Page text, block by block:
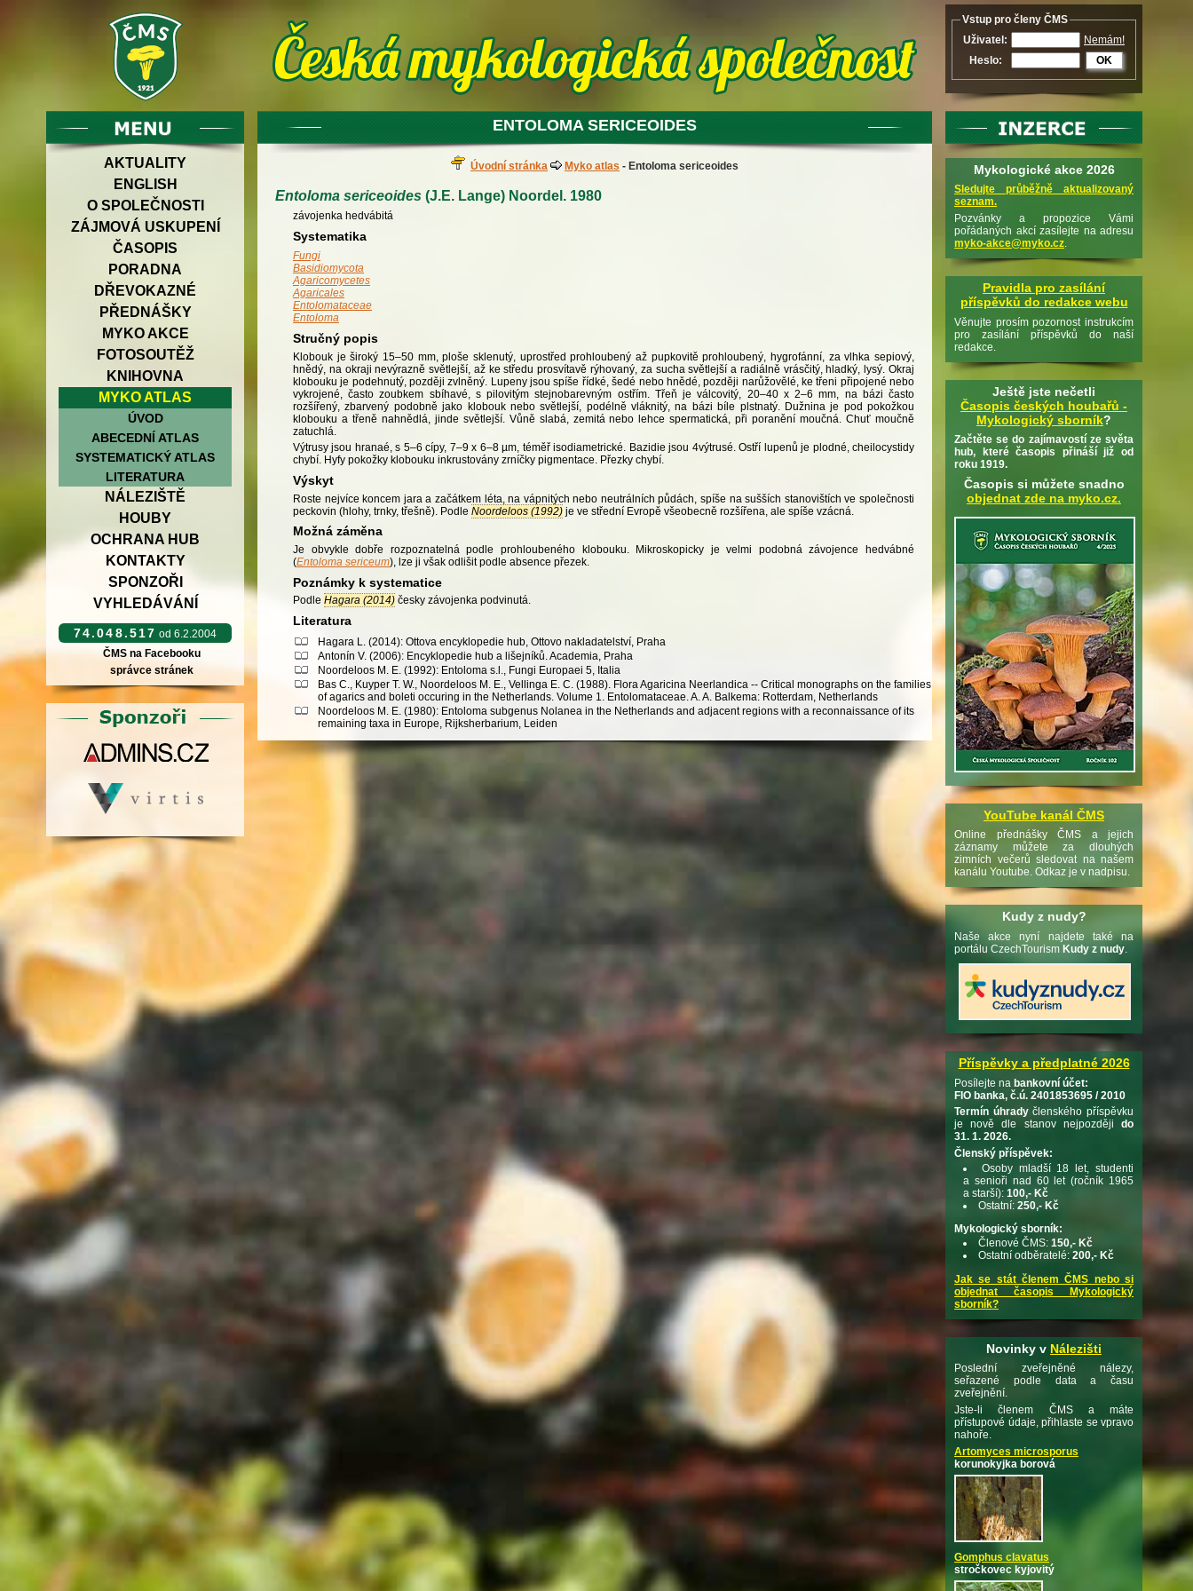
AKTUALITY
ENGLISH
O SPOLEČNOSTI
ZÁJMOVÁ USKUPENÍ
ČASOPIS
PORADNA
DŘEVOKAZNÉ
PŘEDNÁŠKY
MYKO AKCE
FOTOSOUTĚŽ
KNIHOVNA
MYKO ATLAS
ÚVOD
ABECEDNÍ ATLAS
SYSTEMATICKÝ ATLAS
LITERATURA
NÁLEZIŠTĚ
HOUBY
OCHRANA HUB
KONTAKTY
SPONZOŘI
VYHLEDÁVÁNÍ
74.048.517 od 6.2.2004
ČMS na Facebooku
správce stránek
ENTOLOMA SERICEOIDES
Úvodní stránka Myko atlas - Entoloma sericeoides
Entoloma sericeoides (J.E. Lange) Noordel. 1980
závojenka hedvábitá
Systematika
Fungi
Basidiomycota
Agaricomycetes
Agaricales
Entolomataceae
Entoloma
Stručný popis
Klobouk je široký 15–50 mm, ploše sklenutý, uprostřed prohloubený až pupkovitě prohloubený, hygrofánní, za vlhka sepiový,
hnědý, na okraji nevýrazně světlejší, až ke středu prosvítavě rýhovaný, za sucha světlejší a radiálně vrásčitý, hladký, lysý. Okraj
klobouku je podehnutý, později zvlněný. Lupeny jsou spíše řídké, šedé nebo hnědé, později narůžovělé, ke třeni připojené nebo
vykrojené, často zoubkem sbíhavé, s pilovitým stejnobarevným ostřím. Třeň je válcovitý, 20–40 x 2–6 mm, na bázi často
rozšířený, zbarvený podobně jako klobouk nebo světlejší, podélně vláknitý, na bázi bíle plstnatý. Dužnina je pod pokožkou
klobouku a třeně nahnědlá, jinde světlejší. Vůně slabá, zemitá nebo lehce spermatická, při poranění moučná. Chuť moučně
zatuchlá.
Výtrusy jsou hranaé, s 5–6 cípy, 7–9 x 6–8 µm, téměř isodiametrické. Bazidie jsou 4výtrusé. Ostří lupenů je plodné, cheilocystidy
chybí. Hyfy pokožky klobouku inkrustovány zrníčky pigmentace. Přezky chybí.
Výskyt
Roste nejvíce koncem jara a začátkem léta, na vápnitých nebo neutrálních půdách, spíše na sušších stanovištích ve společnosti
peckovin (hlohy, trnky, třešně). Podle Noordeloos (1992) je ve střední Evropě všeobecně rozšířena, ale spíše vzácná.
Možná záměna
Je obvykle dobře rozpoznatelná podle prohloubeného klobouku. Mikroskopicky je velmi podobná závojence hedvábné
(Entoloma sericeum), lze ji však odlišit podle absence přezek.
Poznámky k systematice
Podle Hagara (2014) česky závojenka podvinutá.
Literatura
Hagara L. (2014): Ottova encyklopedie hub, Ottovo nakladatelství, Praha
Antonín V. (2006): Encyklopedie hub a lišejníků. Academia, Praha
Noordeloos M. E. (1992): Entoloma s.l., Fungi Europaei 5, Italia
Bas C., Kuyper T. W., Noordeloos M. E., Vellinga E. C. (1988). Flora Agaricina Neerlandica -- Critical monographs on the families
of agarics and boleti occuring in the Netherlands. Volume 1. Entolomataceae. A. A. Balkema: Rotterdam, Netherlands
Noordeloos M. E. (1980): Entoloma subgenus Nolanea in the Netherlands and adjacent regions with a reconnaissance of its
remaining taxa in Europe, Rijksherbarium, Leiden
Vstup pro členy ČMS
Uživatel:
Nemám!
Heslo:
OK
Mykologické akce 2026
Sledujte průběžně aktualizovaný
seznam.
Pozvánky a propozice Vámi
pořádaných akcí zasílejte na adresu
myko-akce@myko.cz.
Pravidla pro zasílání
příspěvků do redakce webu
Věnujte prosím pozornost instrukcím
pro zasílání příspěvků do naší
redakce.
Ještě jste nečetli
Časopis českých houbařů -
Mykologický sborník?
Začtěte se do zajímavostí ze světa
hub, které časopis přináší již od
roku 1919.
Časopis si můžete snadno
objednat zde na myko.cz.
YouTube kanál ČMS
Online přednášky ČMS a jejich
záznamy můžete za dlouhých
zimních večerů sledovat na našem
kanálu Youtube. Odkaz je v nadpisu.
Kudy z nudy?
Naše akce nyní najdete také na
portálu CzechTourism Kudy z nudy
Příspěvky a předplatné 2026
Posílejte na bankovní účet:
FIO banka, č.ú. 2401853695 / 2010
Termín úhradyčlenského příspěvku
je nově dle stanov nejpozději do
31. 1. 2026.
Členský příspěvek:
Osoby mladší 18 let, studenti
a senioři nad 60 let (ročník 1965
a starší): 100,- Kč
Ostatní: 250,- Kč
Mykologický sborník:
Členové ČMS: 150,- Kč
Ostatní odběratelé: 200,- Kč
Jak se stát členem ČMS nebo si
objednat časopis Mykologický
sborník?
Novinky v Nálezišti
Poslední zveřejněné nálezy,
seřazené podle data a času
zveřejnění.
Jste-li členem ČMS a máte
přístupové údaje, přihlaste se vpravo
nahoře.
Artomyces microsporus
korunokyjka borová
Gomphus clavatus
stročkovec kyjovitý